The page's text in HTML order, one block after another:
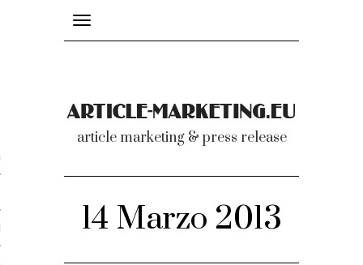
Toggle
navigation
article marketing & press release
14 Marzo 2013